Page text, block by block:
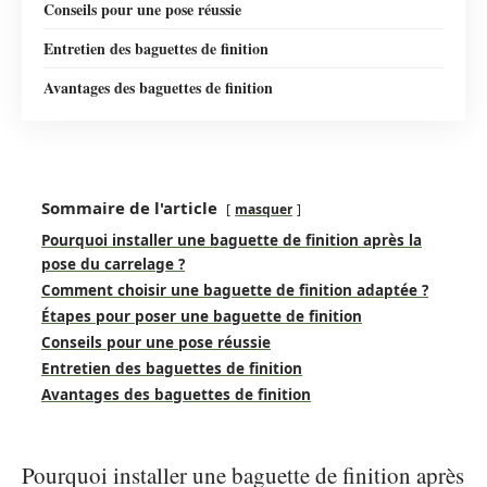
Conseils pour une pose réussie
Entretien des baguettes de finition
Avantages des baguettes de finition
Sommaire de l'article masquer
Pourquoi installer une baguette de finition après la
pose du carrelage ?
Comment choisir une baguette de finition adaptée ?
Étapes pour poser une baguette de finition
Conseils pour une pose réussie
Entretien des baguettes de finition
Avantages des baguettes de finition
Pourquoi installer une baguette de finition après